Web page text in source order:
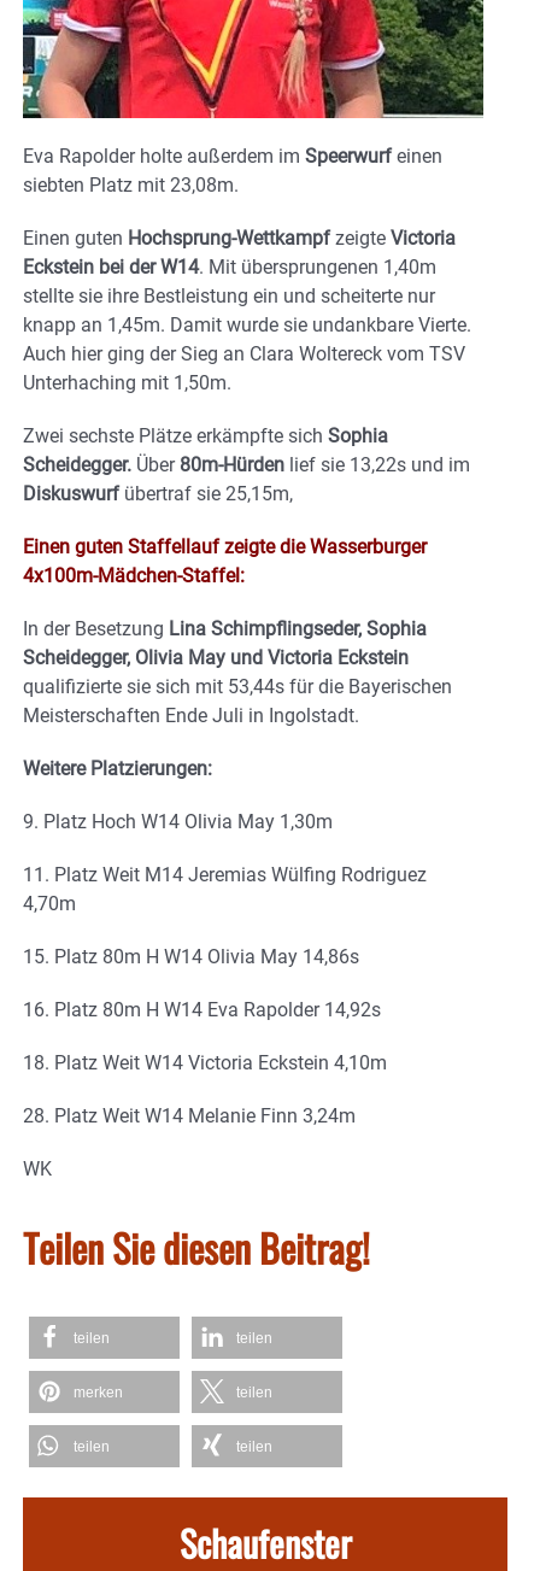
Eva Rapolder holte außerdem im Speerwurfeinen
siebten Platz mit 23,08m.
Einen guten Hochsprung-Wettkampfzeigte Victoria
Eckstein bei der W14. Mit übersprungenen 1,40m
stellte sie ihre Bestleistung ein und scheiterte nur
knapp an 1,45m. Damit wurde sie undankbare Vierte.
Auch hier ging der Sieg an Clara Woltereck vom TSV
Unterhaching mit 1,50m.
Zwei sechste Plätze erkämpfte sich Sophia
Scheidegger. Über 80m-Hürden lief sie 13,22s und im
Diskuswurfübertraf sie 25,15m,
Einen guten Staffellauf zeigte die Wasserburger
4x100m-Mädchen-Staffel:
In der Besetzung Lina Schimpflingseder, Sophia
Scheidegger, Olivia May und Victoria Eckstein
qualifizierte sie sich mit 53,44s für die Bayerischen
Meisterschaften Ende Juli in Ingolstadt.
Weitere Platzierungen:
9. Platz Hoch W14 Olivia May 1,30m
11. Platz Weit M14 Jeremias Wülfing Rodriguez
4,70m
15. Platz 80m H W14 Olivia May 14,86s
16. Platz 80m H W14 Eva Rapolder 14,92s
18. Platz Weit W14 Victoria Eckstein 4,10m
28. Platz Weit W14 Melanie Finn 3,24m
WK
Teilen Sie diesen Beitrag!
teilen teilen
merken teilen
teilen teilen
Schaufenster